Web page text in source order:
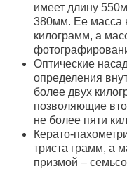
имеет длину
380мм. Ее масса
килограмм, а
Оптические
определения
более двух
позволяющие
не более пяти
Керато-
триста грамм, а
призмой –